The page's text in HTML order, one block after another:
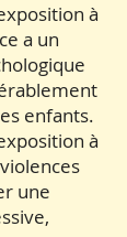
à
a un
enfants.
à
une